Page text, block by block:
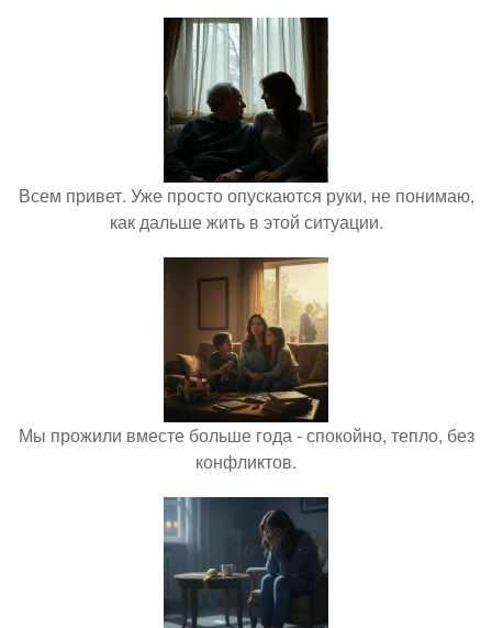
Всем привет. Уже просто опускаются руки, не понимаю,
как дальше жить в этой ситуации.
Мы прожили вместе больше года - спокойно, тепло, без
конфликтов.